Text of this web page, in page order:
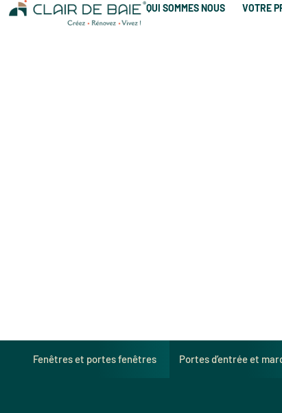
QUI SOMMES NOUS VOTRE
Fenêtres et portes fenêtres Portes d’entrée et